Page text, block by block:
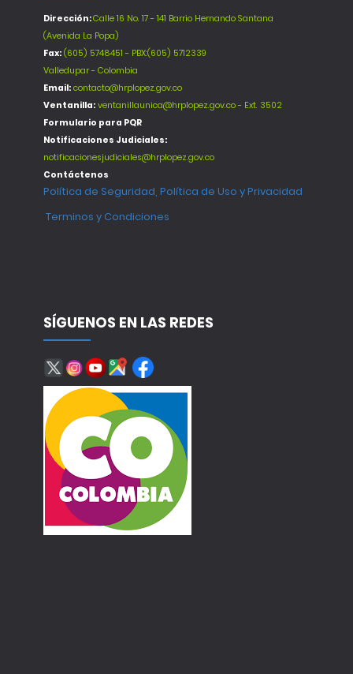
Dirección:Calle 16 No. 17 - 141 Barrio Hernando Santana
(Avenida La Popa)
Fax: (605) 5748451 - PBX:(605) 5712339
Valledupar - Colombia
Email: contacto@hrplopez.gov.co
Ventanilla: ventanillaunica@hrplopez.gov.co - Ext. 3502
Formulario para PQR
Notificaciones Judiciales:
notificacionesjudiciales@hrplopez.gov.co
Contáctenos
Política de Seguridad, Política de Uso y Privacidad
Terminos y Condiciones
SÍGUENOS EN LAS REDES